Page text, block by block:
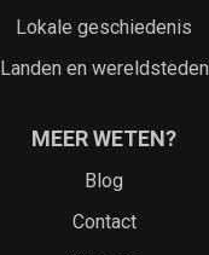
Lokale geschiedenis
Landen en wereldsteden
MEER WETEN?
Blog
Contact